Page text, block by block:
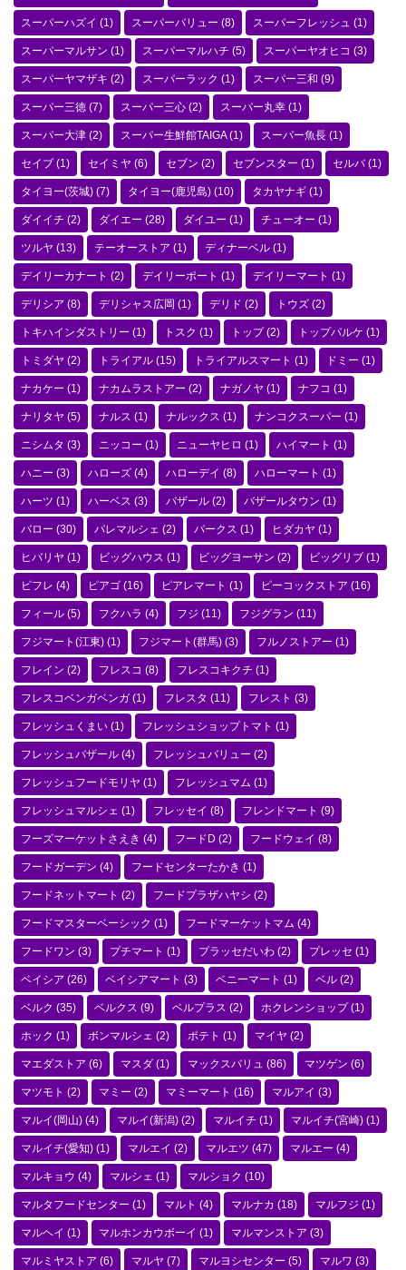
スーパーハズイ (1) スーパーバリュー (8) スーパーフレッシュ (1)
スーパーマルサン (1) スーパーマルハチ (5) スーパーヤオヒコ (3)
スーパーヤマザキ (2) スーパーラック (1) スーパー三和 (9)
スーパー三徳 (7) スーパー三心 (2) スーパー丸幸 (1)
スーパー大津 (2) スーパー生鮮館TAIGA(1) スーパー魚長 (1)
セイブ (1) セイミヤ (6) セブン (2) セブンスター (1) セルバ(1)
タイヨー(茨城) (7) タイヨー(鹿児島) (10) タカヤナギ (1)
ダイイチ (2) ダイエー (28) ダイユー (1) チューオー (1)
ツルヤ (13) テーオーストア (1) ディナーベル (1)
デイリーカナート (2) デイリーポート (1) デイリーマート (1)
デリシア (8) デリシャス広岡 (1) デリド (2) トウズ (2)
トキハインダストリー (1) トスク (1) トップ(2) トップパルケ (1)
トミダヤ (2) トライアル (15) トライアルスマート (1) ドミー (1)
ナカケー (1) ナカムラストアー (2) ナガノヤ (1) ナフコ (1)
ナリタヤ (5) ナルス (1) ナルックス (1) ナンコクスーパー (1)
ニシムタ (3) ニッコー (1) ニューヤヒロ (1) ハイマート (1)
ハニー (3) ハローズ (4) ハローデイ (8) ハローマート (1)
ハーツ (1) ハーベス (3) バザール (2) バザールタウン (1)
バロー (30) パレマルシェ (2) パークス (1) ヒダカヤ (1)
ヒバリヤ (1) ビッグハウス (1) ビッグヨーサン (2) ビッグリブ (1)
ビフレ (4) ピアゴ (16) ピアレマート (1) ピーコックストア (16)
フィール (5) フクハラ (4) フジ (11) フジグラン (11)
フジマート(江東) (1) フジマート(群馬) (3) フルノストアー (1)
フレイン (2) フレスコ (8) フレスコキクチ (1)
フレスコベンガベンガ (1) フレスタ (11) フレスト (3)
フレッシュくまい (1) フレッシュショップトマト (1)
フレッシュバザール (4) フレッシュバリュー (2)
フレッシュフードモリヤ (1) フレッシュマム (1)
フレッシュマルシェ (1) フレッセイ (8) フレンドマート (9)
フーズマーケットさえき (4) フードD (2) フードウェイ (8)
フードガーデン (4) フードセンターたかき (1)
フードネットマート (2) フードプラザハヤシ (2)
フードマスターベーシック (1) フードマーケットマム (4)
フードワン (3) プチマート (1) プラッセだいわ (2) プレッセ (1)
ベイシア (26) ベイシアマート (3) ベニーマート (1) ベル (2)
ベルク (35) ベルクス (9) ベルプラス (2) ホクレンショップ(1)
ホック (1) ボンマルシェ (2) ポテト (1) マイヤ (2)
マエダストア (6) マスダ (1) マックスバリュ (86) マツゲン (6)
マツモト (2) マミー (2) マミーマート (16) マルアイ (3)
マルイ(岡山) (4) マルイ(新潟) (2) マルイチ (1) マルイチ(宮崎) (1)
マルイチ(愛知) (1) マルエイ (2) マルエツ (47) マルエー (4)
マルキョウ (4) マルシェ (1) マルショク (10)
マルタフードセンター (1) マルト (4) マルナカ (18) マルフジ (1)
マルヘイ (1) マルホンカウボーイ (1) マルマンストア (3)
マルミヤストア (6) マルヤ (7) マルヨシセンター (5) マルワ (3)